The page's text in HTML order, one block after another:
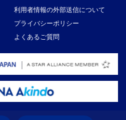
利用者情報の外部送信について
プライバシーポリシー
よくあるご質問